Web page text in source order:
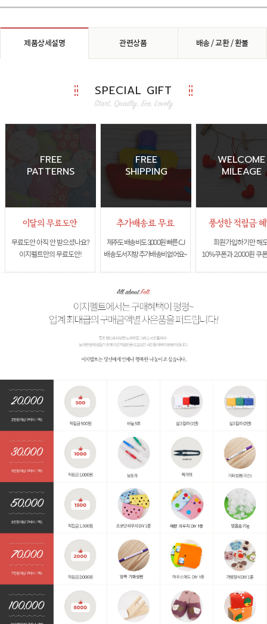
제품상세설명 관련상품 배송 / 교환 / 환불
SPECIAL GIFT
FREE
PATTERNS
무료도안 아직 안 받으셨나요?
이지펠트만의 무료도안!
FREE
SHIPPING
제주도 배송비도 3,000원 빠른 CJ
배송 도서지방 추가배송비 없어요~
WELCOME
MILEAGE
회원가입하기만 해
10%쿠폰과 2,000원 쿠